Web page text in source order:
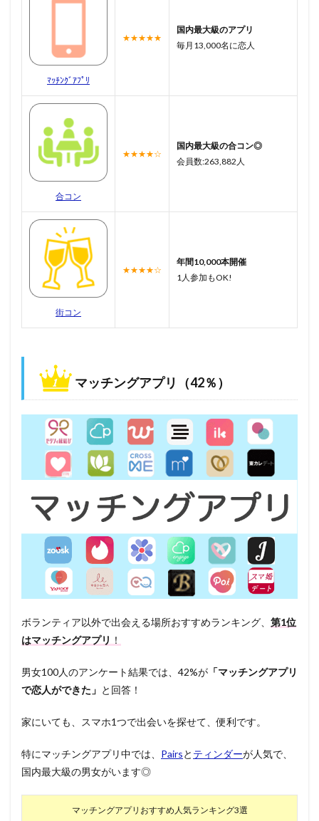
ﾏｯﾁﾝｸﾞｱﾌﾟﾘ
★★★★★
国内最大級のアプリ
毎月13,000名に恋人
合コン
★★★★☆
国内最大級の合コン◎
会員数:263,882人
街コン
★★★★☆
年間10,000本開催
1人参加もOK!
マッチングアプリ（42％）
ボランティア以外で出会える場所おすすめランキング、 第1位
はマッチングアプリ ！
男女100人のアンケート結果では、42%が 「マッチングアプリ
で恋人ができた」 と回答！
家にいても、スマホ1つで出会いを探せて、便利です。
特にマッチングアプリ中では、 Pairsと ティンダーが人気で、
国内最大級の男女がいます◎
マッチングアプリおすすめ人気ランキング3選